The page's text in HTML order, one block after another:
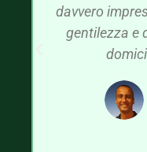
davvero
gentilezza e